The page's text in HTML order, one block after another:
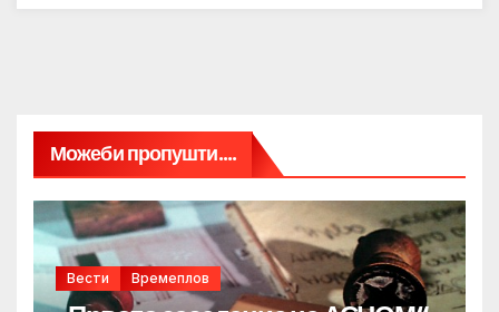
Можеби пропушти....
Вести Времеплов